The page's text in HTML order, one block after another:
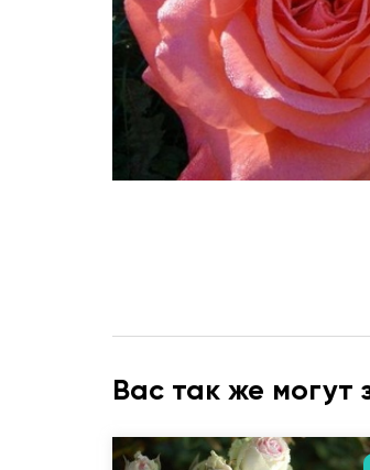
Вас так же могут